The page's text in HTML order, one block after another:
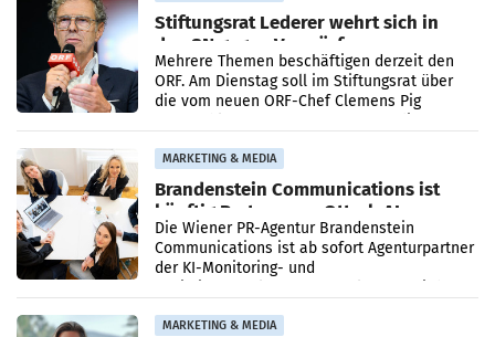
Stiftungsrat Lederer wehrt sich in
den SN gegen Vorwürfe
Mehrere Themen beschäftigen derzeit den
ORF. Am Dienstag soll im Stiftungsrat über
die vom neuen ORF-Chef Clemens Pig
MARKETING & MEDIA
Brandenstein Communications ist
künftig Partner von OtterlyAI
Die Wiener PR-Agentur Brandenstein
Communications ist ab sofort Agenturpartner
der KI-Monitoring- und
MARKETING & MEDIA